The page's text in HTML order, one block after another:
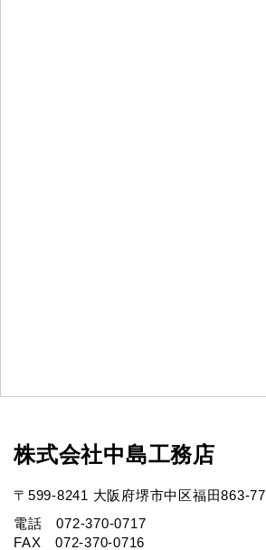
株式会社中島工務店
〒599-8241 大阪府堺市中区福田863-77
電話 072-370-0717
FAX 072-370-0716